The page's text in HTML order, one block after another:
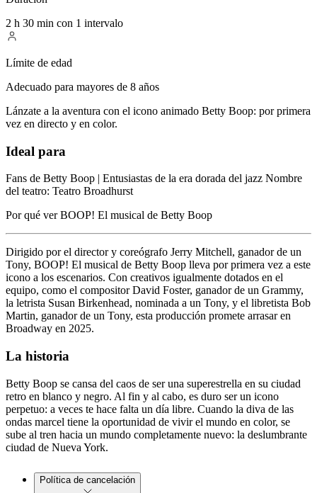
2 h 30 min con 1 intervalo
Límite de edad
Adecuado para mayores de 8 años
Lánzate a la aventura con el icono animado Betty Boop: por primera
vez en directo y en color.
Ideal para
Fans de Betty Boop | Entusiastas de la era dorada del jazz Nombre
del teatro: Teatro Broadhurst
Por qué ver BOOP! El musical de Betty Boop
Dirigido por el director y coreógrafo Jerry Mitchell, ganador de un
Tony, BOOP! El musical de Betty Boop lleva por primera vez a este
icono a los escenarios. Con creativos igualmente dotados en el
equipo, como el compositor David Foster, ganador de un Grammy,
la letrista Susan Birkenhead, nominada a un Tony, y el libretista Bob
Martin, ganador de un Tony, esta producción promete arrasar en
Broadway en 2025.
La historia
Betty Boop se cansa del caos de ser una superestrella en su ciudad
retro en blanco y negro. Al fin y al cabo, es duro ser un icono
perpetuo: a veces te hace falta un día libre. Cuando la diva de las
ondas marcel tiene la oportunidad de vivir el mundo en color, se
sube al tren hacia un mundo completamente nuevo: la deslumbrante
ciudad de Nueva York.
Política de cancelación